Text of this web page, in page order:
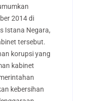
2014 di
Istana Negara,
tersebut.
korupsi yang
kabinet
kebersihan